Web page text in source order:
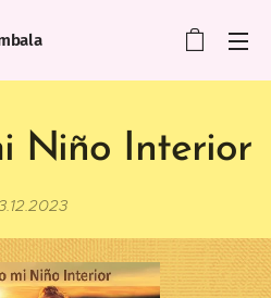
Niño Interior